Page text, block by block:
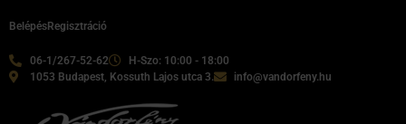
06-1/267-52-62
H-Szo: 10:00 - 18:00
1053 Budapest, Kossuth Lajos utca 3.
info@vandorfeny.hu
BelépésRegisztráció